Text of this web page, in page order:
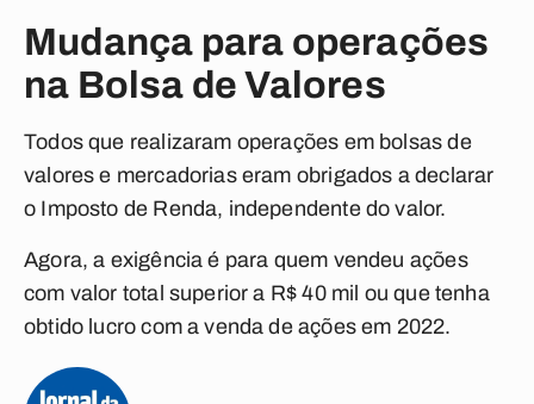
Mudança para operações
na Bolsa de Valores
Todos que realizaram operações em bolsas de
valores e mercadorias eram obrigados a declarar
o Imposto de Renda, independente do valor.
Agora, a exigência é para quem vendeu ações
com valor total superior a R$ 40 mil ou que tenha
obtido lucro com a venda de ações em 2022.